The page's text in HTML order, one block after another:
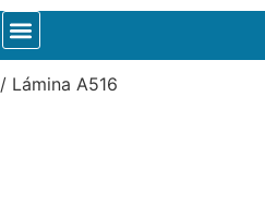
/ Lámina A516